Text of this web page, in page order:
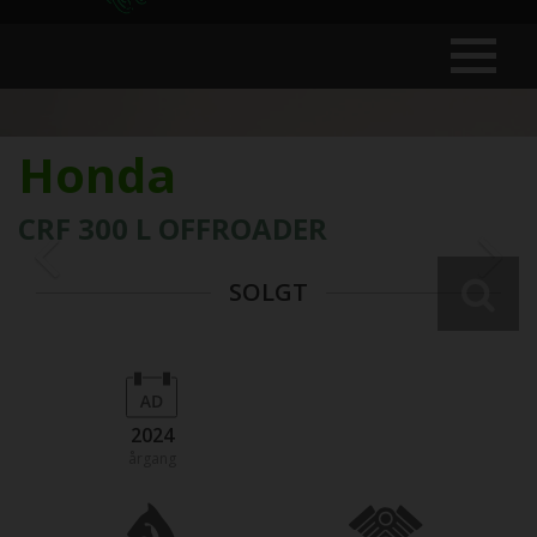
Honda
CRF 300 L OFFROADER
SOLGT
2024